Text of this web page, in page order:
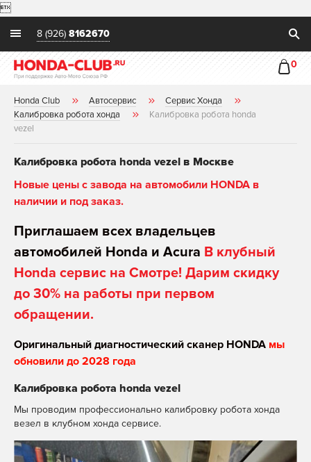

8 (926) 8162670
0
Honda Club Автосервис
Сервис Хонда
Калибровка робота хонда
Калибровка робота honda
vezel
Калибровка робота honda vezel в Москве
Новые цены с завода на автомобили HONDA в
наличии и под заказ.
Приглашаем всех владельцев
автомобилей Honda и Acura В клубный
Honda сервис на Смотре! Дарим скидку
до 30% на работы при первом
обращении.
Оригинальный диагностический сканер HONDA мы
обновили до 2028 года
Калибровка робота honda vezel
Мы проводим профессионально калибровку робота хонда
везел в клубном хонда сервисе.